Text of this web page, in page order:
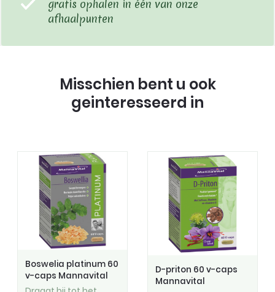
gratis ophalen in één van onze
afhaalpunten
Misschien bent u ook
geinteresseerd in
Boswelia platinum 60
v-caps Mannavital
D-priton 60 v-caps
Mannavital